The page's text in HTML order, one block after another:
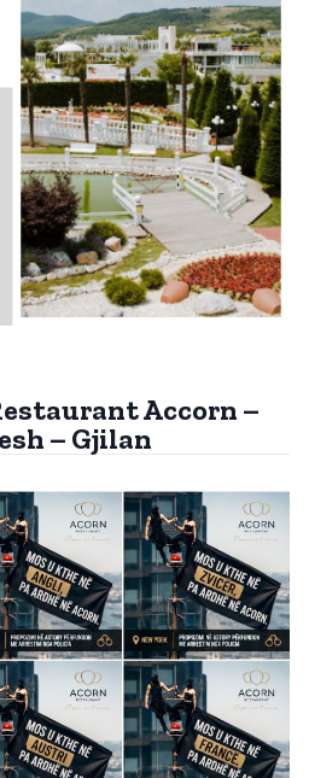
Accorn –
– Gjilan